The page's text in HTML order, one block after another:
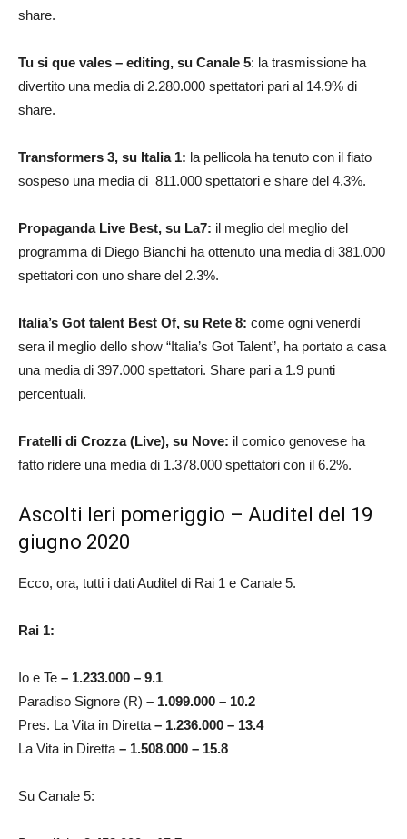
share.
Tu si que vales – editing, su Canale 5: la trasmissione ha
divertito una media di 2.280.000 spettatori pari al 14.9% di
share.
Transformers 3, su Italia 1: la pellicola ha tenuto con il fiato
sospeso una media di 811.000 spettatori e share del 4.3%.
Propaganda Live Best, su La7: il meglio del meglio del
programma di Diego Bianchi ha ottenuto una media di 381.000
spettatori con uno share del 2.3%.
Italia’s Got talent Best Of, su Rete 8: come ogni venerdì
sera il meglio dello show “Italia’s Got Talent”, ha portato a casa
una media di 397.000 spettatori. Share pari a 1.9 punti
percentuali.
Fratelli di Crozza (Live), su Nove: il comico genovese ha
fatto ridere una media di 1.378.000 spettatori con il 6.2%.
Ascolti Ieri pomeriggio – Auditel del 19
giugno 2020
Ecco, ora, tutti i dati Auditel di Rai 1 e Canale 5.
Rai 1:
Io e Te – 1.233.000 – 9.1
Paradiso Signore (R) – 1.099.000 – 10.2
Pres. La Vita in Diretta – 1.236.000 – 13.4
La Vita in Diretta – 1.508.000 – 15.8
Su Canale 5: